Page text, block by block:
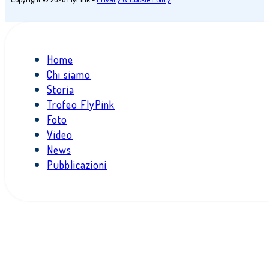
Home
Chi siamo
Storia
Trofeo FlyPink
Foto
Video
News
Pubblicazioni